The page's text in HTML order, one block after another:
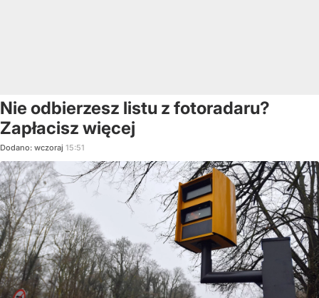
Nie odbierzesz listu z fotoradaru?
Zapłacisz więcej
Dodano: wczoraj 15:51